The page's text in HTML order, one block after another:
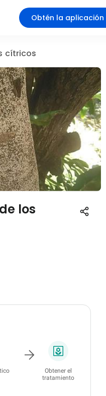
Obtén la aplicación
cítricos
los
Obtener el
tratamiento